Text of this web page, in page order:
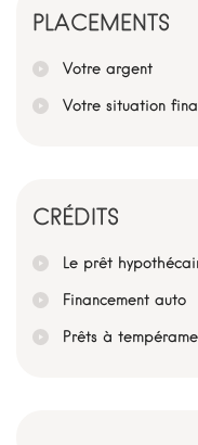
PLACEMENTS
Votre argent
Votre situation
CRÉDITS
Le prêt
Financement auto
Prêts à